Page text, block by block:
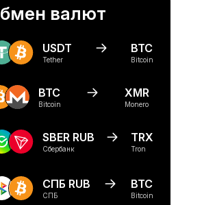
валют
USDT
Tether
BTC
Bitcoin
BTC
Bitcoin
XMR
Monero
SBER RUB
Сбербанк
TRX
Tron
СПБ RUB
СПБ
BTC
Bitcoin